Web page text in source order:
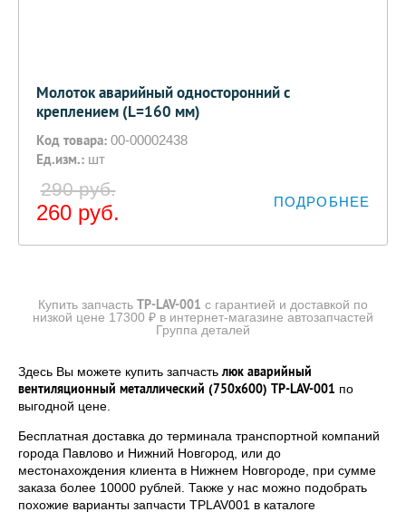
Молоток аварийный односторонний с
креплением (L=160 мм)
Код товара: 00-00002438
Ед.изм.: шт
290 руб.
260 руб. ПОДРОБНЕЕ
Купить запчасть TP-LAV-001 с гарантией и доставкой по
низкой цене 17300 ₽ в интернет-магазине автозапчастей
Группа деталей
Здесь Вы можете купить запчасть люк аварийный
вентиляционный металлический (750х600) TP-LAV-001 по
выгодной цене.
Бесплатная доставка до терминала транспортной компаний
города Павлово и Нижний Новгород, или до
местонахождения клиента в Нижнем Новгороде, при сумме
заказа более 10000 рублей. Также у нас можно подобрать
похожие варианты запчасти TPLAV001 в каталоге